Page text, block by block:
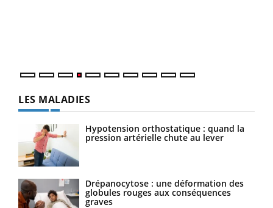
LES MALADIES
Hypotension orthostatique : quand la
pression artérielle chute au lever
Drépanocytose : une déformation des
globules rouges aux conséquences
graves